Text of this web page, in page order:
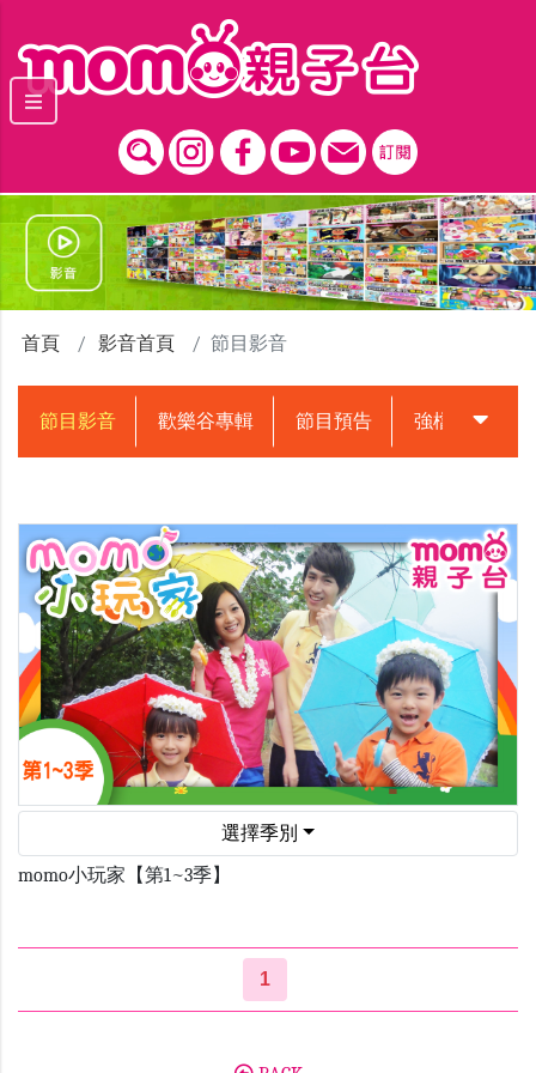
首頁 影音首頁 節目影音
節目影音 歡樂谷專輯 節目預告 強檔動畫預告
選擇季別
momo小玩家【第1~3季】
1